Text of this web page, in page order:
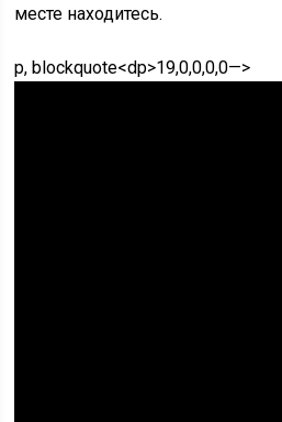
месте находитесь.
p, blockquote<dp>19,0,0,0,0—>